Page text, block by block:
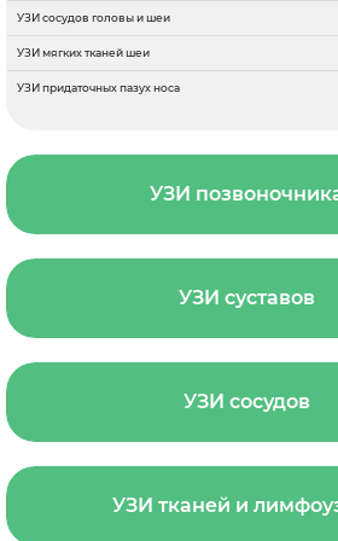
УЗИ сосудов головы и шеи
УЗИ мягких тканей шеи
УЗИ придаточных пазух носа
УЗИ
УЗИ суставов
УЗИ сосудов
УЗИ тканей и